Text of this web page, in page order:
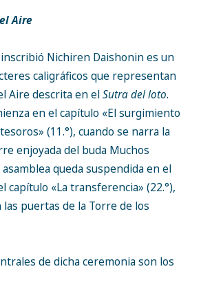
Aire
Nichiren Daishonin es un
caligráficos que representan
Aire descrita en elSutra del loto.
en el capítulo «El surgimiento
(11.°), cuando se narra la
enjoyada del buda Muchos
queda suspendida en el
capítulo «La transferencia» (22.°),
puertas de la Torre de los
de dicha ceremonia son los